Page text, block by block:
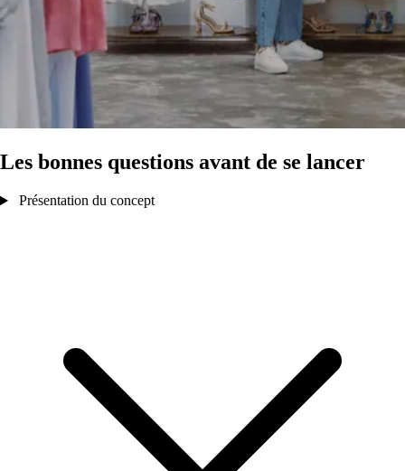
Les bonnes questions avant de se lancer
Présentation du concept